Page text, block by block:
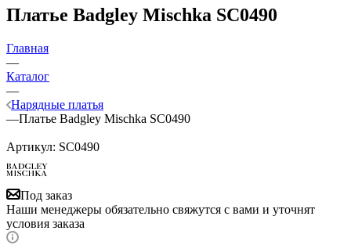
Платье Badgley Mischka SC0490
Главная
—
Каталог
—
Нарядные платья
—Платье Badgley Mischka SC0490
Артикул: SC0490
Под заказ
Наши менеджеры обязательно свяжутся с вами и уточнят
условия заказа